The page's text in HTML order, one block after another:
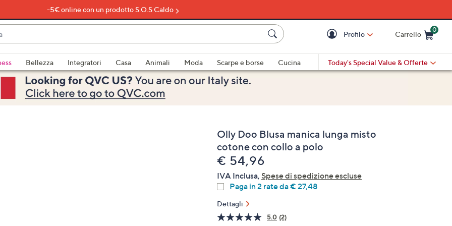
-5€ online con un prodotto S.O.S Caldo
Profilo Carrello
0
Bellezza Integratori Casa Animali Moda Scarpe e borse
Cucina
Today's Special Value & Offerte
Olly Doo Blusa manica lunga misto
cotone con collo a polo
eliminato
€ 54,96
IVA Inclusa, Spese di spedizione escluse
Paga in 2 rate da € 27,48
Dettagli
5.0 Leggi
(2)